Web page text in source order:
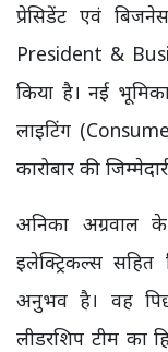
प्रेसिडेंट एवं
President &
किया है। नई
लाइटिंग
कारोबार की
अनिका अग्रवाल
इलेक्ट्रिकल्स
अनुभव है। वह
लीडरशिप टीम का